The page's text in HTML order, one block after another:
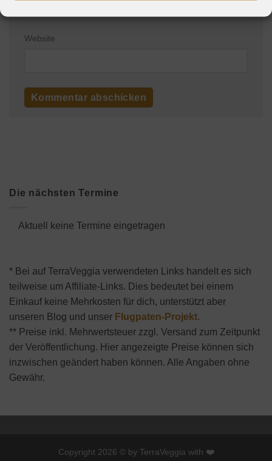
Website
Die nächsten Termine
Aktuell keine Termine eingetragen
* Bei auf TerraVeggia verwendeten Links handelt es sich
teilweise um Affiliate-Links. Dies bedeutet bei einem
Einkauf keine Mehrkosten für dich, unterstützt aber
unseren Blog und unser Flugpaten-Projekt.
** Preise inkl. Mehrwertsteuer zzgl. Versand zum Zeitpunkt
der Veröffentlichung. Hier angezeigte Preise können sich
inzwischen geändert haben können. Alle Angaben ohne
Gewähr.
Copyright 2026 © by TerraVeggia with ❤️